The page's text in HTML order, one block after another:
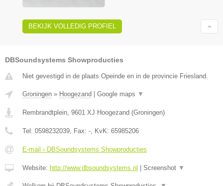
BEKIJK VOLLEDIG PROFIEL
DBSoundsystems Showproducties
Niet gevestigd in de plaats Opeinde en in de provincie Friesland.
Groningen » Hoogezand | Google maps ▼
Rembrandtplein 9601 XJ Hoogezand (Groningen)
Tel: 0598232039 , Fax: - , KvK: 65985206
E-mail › DBSoundsystems Showproducties
Website: http://www.dbsoundsystems.nl | Screenshot ▼